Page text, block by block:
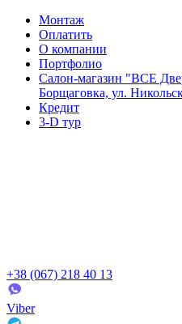
Монтаж
Оплатить
О компании
Портфолио
Салон-магазин "ВСЕ
Борщаговка, ул.
Кредит
3-D тур
+38 (067) 218 40 13
Viber